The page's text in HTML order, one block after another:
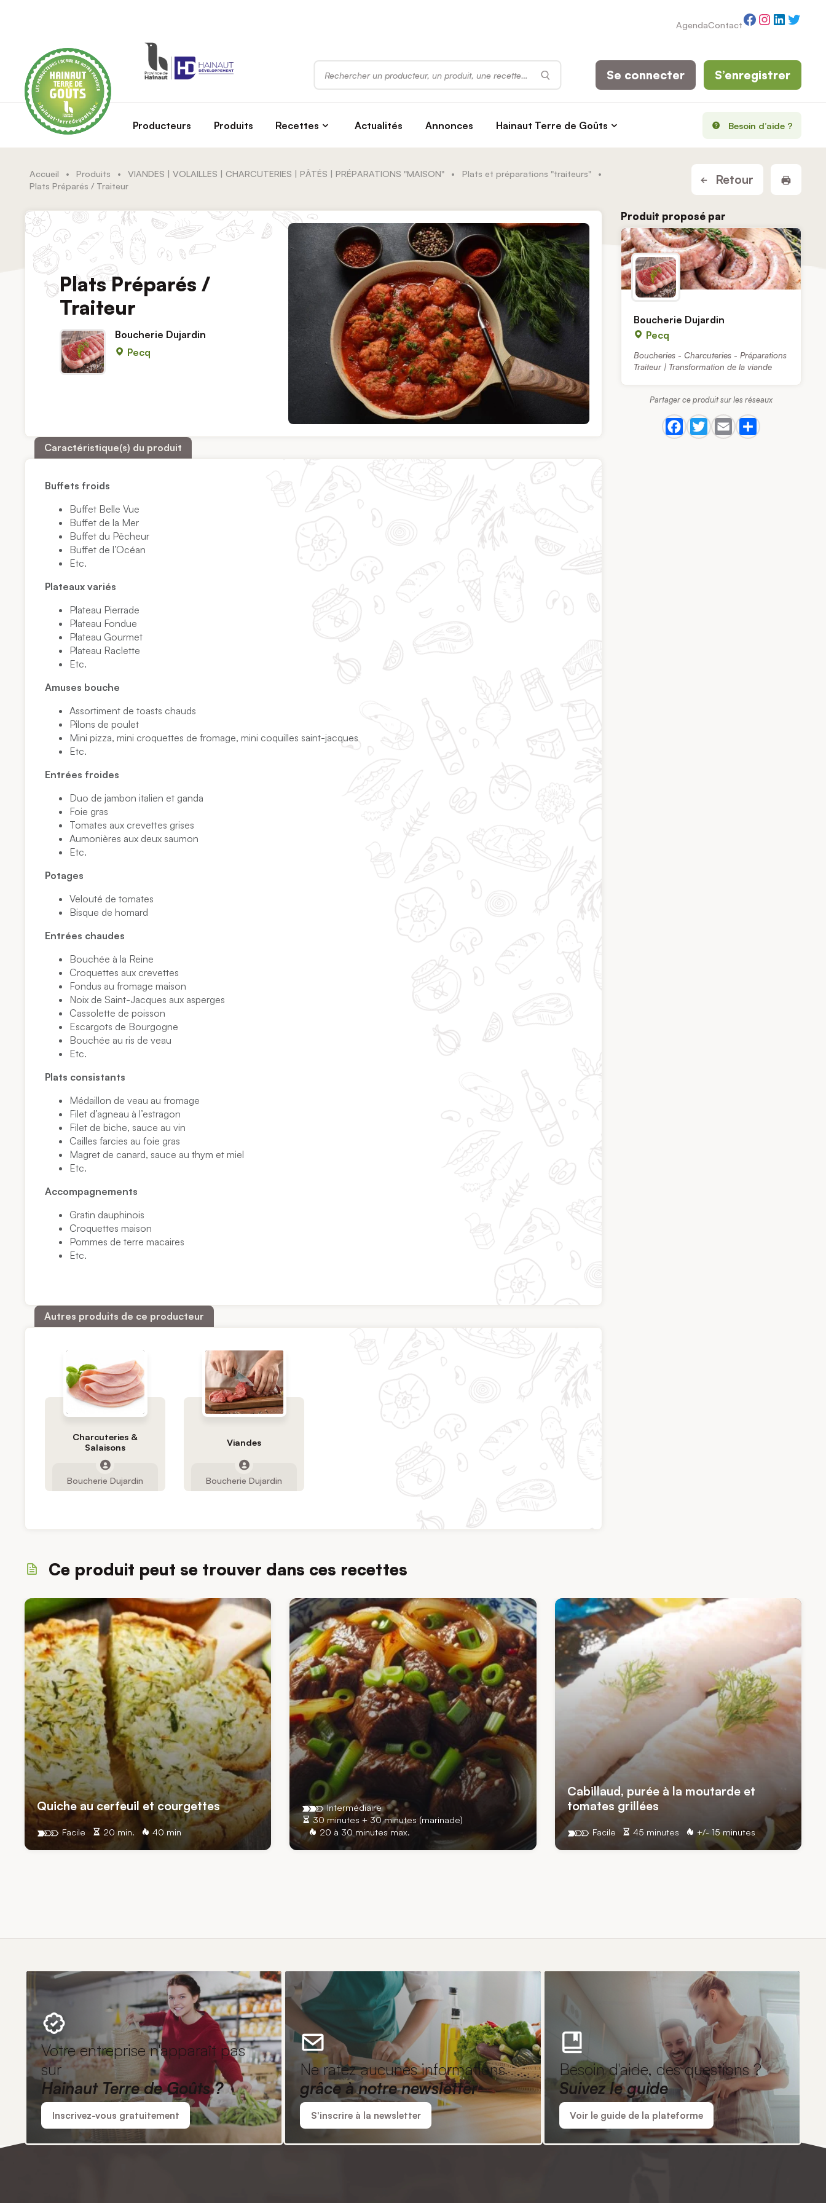
AgendaContactFacebook
Instagram
Rechercher
Producteurs Produits Recettes Actualités Annonces Hainaut Terre de Goûts Besoin d’aide ?
Se connecter S’enregistrer
Accueil • Produits • VIANDES | VOLAILLES | CHARCUTERIES | PÂTÉS | PRÉPARATIONS "MAISON" • Plats et préparations "traiteurs"
•
Plats Préparés / Traiteur
Retour
Plats Préparés /
Traiteur
Boucherie Dujardin
Pecq
Caractéristique(s) du produit
Buffets froids
Buffet Belle Vue
Buffet de la Mer
Buffet du Pêcheur
Buffet de l’Océan
Etc.
Plateaux variés
Plateau Pierrade
Plateau Fondue
Plateau Gourmet
Plateau Raclette
Etc.
Amuses bouche
Assortiment de toasts chauds
Pilons de poulet
Mini pizza, mini croquettes de fromage, mini coquilles saint-jacques
Etc.
Entrées froides
Duo de jambon italien et ganda
Foie gras
Tomates aux crevettes grises
Aumonières aux deux saumon
Etc.
Potages
Velouté de tomates
Bisque de homard
Entrées chaudes
Bouchée à la Reine
Croquettes aux crevettes
Fondus au fromage maison
Noix de Saint-Jacques aux asperges
Cassolette de poisson
Escargots de Bourgogne
Bouchée au ris de veau
Etc.
Plats consistants
Médaillon de veau au fromage
Filet d’agneau à l’estragon
Filet de biche, sauce au vin
Cailles farcies au foie gras
Magret de canard, sauce au thym et miel
Etc.
Accompagnements
Gratin dauphinois
Croquettes maison
Pommes de terre macaires
Etc.
Autres produits de ce producteur
Charcuteries &
Salaisons
Boucherie Dujardin
Viandes
Boucherie Dujardin
Produit proposé par
Boucherie Dujardin
Pecq
Boucheries - Charcuteries - Préparations
Traiteur | Transformation de la viande
Partager ce produit sur les réseaux
Ce produit peut se trouver dans ces recettes
Quiche au cerfeuil et courgettes
20 min. 40 min
Facile
30 minutes + 30 minutes (marinade)
20 à 30 minutes max.
Intermédiaire
Cabillaud, purée à la moutarde et
tomates grillées
45 minutes +/- 15 minutes
Facile
Votre entreprise n'apparaît pas
sur
Hainaut Terre de Goûts ?
Inscrivez-vous gratuitement
Ne ratez aucunes informations
grâce à notre newsletter
S'inscrire à la newsletter
Besoin d'aide, des questions ?
Suivez le guide
Voir le guide de la plateforme